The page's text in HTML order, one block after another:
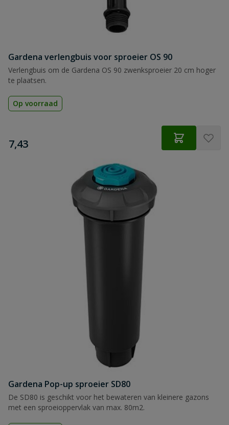
Gardena verlengbuis voor sproeier OS 90
Verlengbuis om de Gardena OS 90 zwenksproeier 20 cm hoger
te plaatsen.
Op voorraad
€
7,43
Gardena Pop-up sproeier SD80
De SD80 is geschikt voor het bewateren van kleinere gazons
met een sproeioppervlak van max. 80m2.